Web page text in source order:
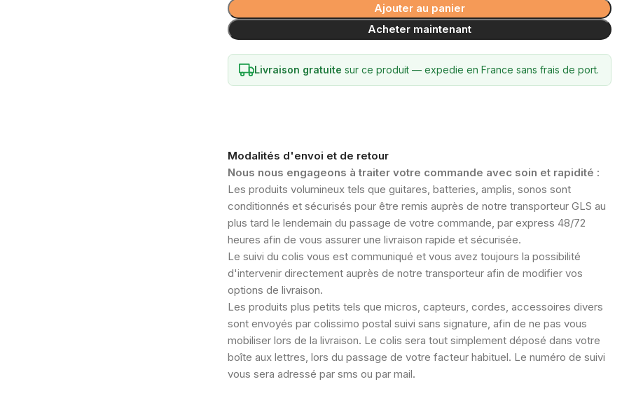
Ajouter au panier
Acheter maintenant
Livraison gratuite sur ce produit — expedie en France sans frais de port.
Modalités d'envoi et de retour
Nous nous engageons à traiter votre commande avec soin et rapidité :
Les produits volumineux tels que guitares, batteries, amplis, sonos sont
conditionnés et sécurisés pour être remis auprès de notre transporteur GLS au
plus tard le lendemain du passage de votre commande, par express 48/72
heures afin de vous assurer une livraison rapide et sécurisée.
Le suivi du colis vous est communiqué et vous avez toujours la possibilité
d'intervenir directement auprès de notre transporteur afin de modifier vos
options de livraison.
Les produits plus petits tels que micros, capteurs, cordes, accessoires divers
sont envoyés par colissimo postal suivi sans signature, afin de ne pas vous
mobiliser lors de la livraison. Le colis sera tout simplement déposé dans votre
boîte aux lettres, lors du passage de votre facteur habituel. Le numéro de suivi
vous sera adressé par sms ou par mail.